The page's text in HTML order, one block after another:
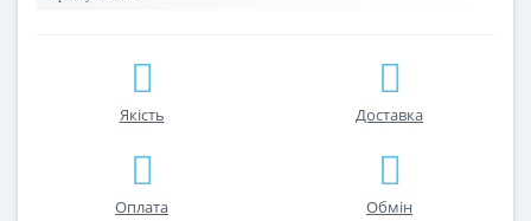
Якість Доставка
Оплата Обмін